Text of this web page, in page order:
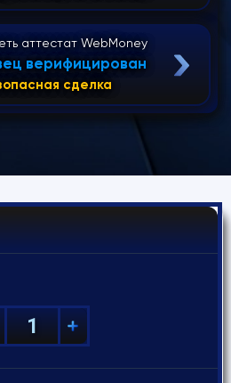
аттестат WebMoney
верифицирован
сделка